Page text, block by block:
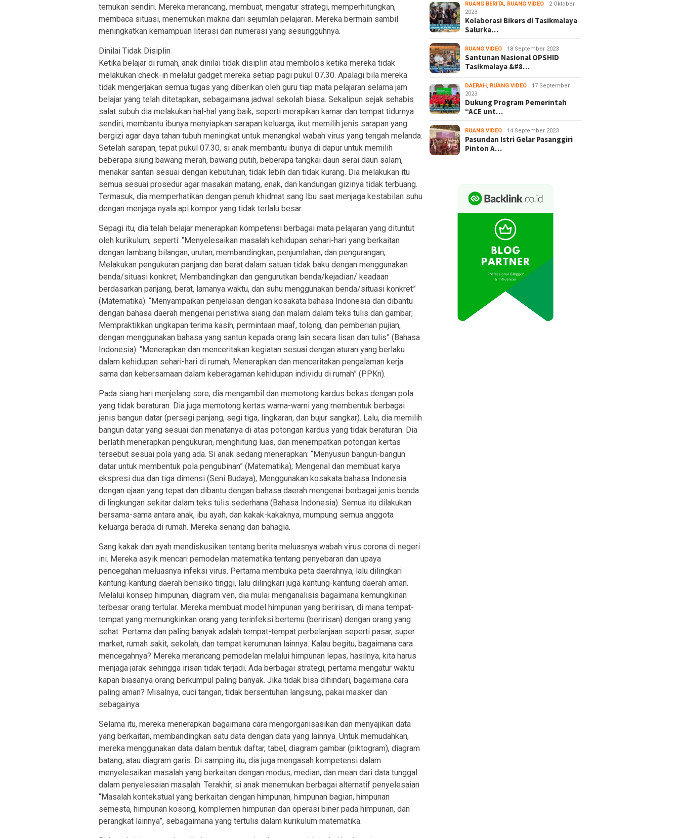
temukan sendiri. Mereka merancang, membuat, mengatur strategi, memperhitungkan,
membaca situasi, menemukan makna dari sejumlah pelajaran. Mereka bermain sambil
meningkatkan kemampuan literasi dan numerasi yang sesungguhnya.
Dinilai Tidak Disiplin
Ketika belajar di rumah, anak dinilai tidak disiplin atau membolos ketika mereka tidak
melakukan check-in melalui gadget mereka setiap pagi pukul 07.30. Apalagi bila mereka
tidak mengerjakan semua tugas yang diberikan oleh guru tiap mata pelajaran selama jam
belajar yang telah ditetapkan, sebagaimana jadwal sekolah biasa. Sekalipun sejak sehabis
salat subuh dia melakukan hal-hal yang baik, seperti merapikan kamar dan tempat tidurnya
sendiri, membantu ibunya menyiapkan sarapan keluarga, ikut memilih jenis sarapan yang
bergizi agar daya tahan tubuh meningkat untuk menangkal wabah virus yang tengah melanda.
Setelah sarapan, tepat pukul 07.30, si anak membantu ibunya di dapur untuk memilih
beberapa siung bawang merah, bawang putih, beberapa tangkai daun serai daun salam,
menakar santan sesuai dengan kebutuhan, tidak lebih dan tidak kurang. Dia melakukan itu
semua sesuai prosedur agar masakan matang, enak, dan kandungan gizinya tidak terbuang.
Termasuk, dia memperhatikan dengan penuh khidmat sang Ibu saat menjaga kestabilan suhu
dengan menjaga nyala api kompor yang tidak terlalu besar.
Sepagi itu, dia telah belajar menerapkan kompetensi berbagai mata pelajaran yang dituntut
oleh kurikulum, seperti: “Menyelesaikan masalah kehidupan sehari-hari yang berkaitan
dengan lambang bilangan, urutan, membandingkan, penjumlahan, dan pengurangan;
Melakukan pengukuran panjang dan berat dalam satuan tidak baku dengan menggunakan
benda/situasi konkret; Membandingkan dan gengurutkan benda/kejadian/ keadaan
berdasarkan panjang, berat, lamanya waktu, dan suhu menggunakan benda/situasi konkret”
(Matematika). “Menyampaikan penjelasan dengan kosakata bahasa Indonesia dan dibantu
dengan bahasa daerah mengenai peristiwa siang dan malam dalam teks tulis dan gambar;
Mempraktikkan ungkapan terima kasih, permintaan maaf, tolong, dan pemberian pujian,
dengan menggunakan bahasa yang santun kepada orang lain secara lisan dan tulis” (Bahasa
Indonesia). “Menerapkan dan menceritakan kegiatan sesuai dengan aturan yang berlaku
dalam kehidupan sehari-hari di rumah; Menerapkan dan menceritakan pengalaman kerja
sama dan kebersamaan dalam keberagaman kehidupan individu di rumah” (PPKn).
Pada siang hari menjelang sore, dia mengambil dan memotong kardus bekas dengan pola
yang tidak beraturan. Dia juga memotong kertas warna-warni yang membentuk berbagai
jenis bangun datar (persegi panjang, segi tiga, lingkaran, dan bujur sangkar). Lalu, dia memilih
bangun datar yang sesuai dan menatanya di atas potongan kardus yang tidak beraturan. Dia
berlatih menerapkan pengukuran, menghitung luas, dan menempatkan potongan kertas
tersebut sesuai pola yang ada. Si anak sedang menerapkan: “Menyusun bangun-bangun
datar untuk membentuk pola pengubinan” (Matematika); Mengenal dan membuat karya
ekspresi dua dan tiga dimensi (Seni Budaya); Menggunakan kosakata bahasa Indonesia
dengan ejaan yang tepat dan dibantu dengan bahasa daerah mengenai berbagai jenis benda
di lingkungan sekitar dalam teks tulis sederhana (Bahasa Indonesia). Semua itu dilakukan
bersama-sama antara anak, ibu ayah, dan kakak-kakaknya, mumpung semua anggota
keluarga berada di rumah. Mereka senang dan bahagia.
Sang kakak dan ayah mendiskusikan tentang berita meluasnya wabah virus corona di negeri
ini. Mereka asyik mencari pemodelan matematika tentang penyebaran dan upaya
pencegahan meluasnya infeksi virus. Pertama membuka peta daerahnya, lalu dilingkari
kantung-kantung daerah berisiko tinggi, lalu dilingkari juga kantung-kantung daerah aman.
Melalui konsep himpunan, diagram ven, dia mulai menganalisis bagaimana kemungkinan
terbesar orang tertular. Mereka membuat model himpunan yang beririsan, di mana tempat-
tempat yang memungkinkan orang yang terinfeksi bertemu (beririsan) dengan orang yang
sehat. Pertama dan paling banyak adalah tempat-tempat perbelanjaan seperti pasar, super
market, rumah sakit, sekolah, dan tempat kerumunan lainnya. Kalau begitu, bagaimana cara
mencegahnya? Mereka merancang pemodelan melalui himpunan lepas, hasilnya, kita harus
menjaga jarak sehingga irisan tidak terjadi. Ada berbagai strategi, pertama mengatur waktu
kapan biasanya orang berkumpul paling banyak. Jika tidak bisa dihindari, bagaimana cara
paling aman? Misalnya, cuci tangan, tidak bersentuhan langsung, pakai masker dan
sebagainya.
Selama itu, mereka menerapkan bagaimana cara mengorganisasikan dan menyajikan data
yang berkaitan, membandingkan satu data dengan data yang lainnya. Untuk memudahkan,
mereka menggunakan data dalam bentuk daftar, tabel, diagram gambar (piktogram), diagram
batang, atau diagram garis. Di samping itu, dia juga mengasah kompetensi dalam
menyelesaikan masalah yang berkaitan dengan modus, median, dan mean dari data tunggal
dalam penyelesaian masalah. Terakhir, si anak menemukan berbagai alternatif penyelesaian
“Masalah kontekstual yang berkaitan dengan himpunan, himpunan bagian, himpunan
semesta, himpunan kosong, komplemen himpunan dan operasi biner pada himpunan, dan
perangkat lainnya”, sebagaimana yang tertulis dalam kurikulum matematika.
RUANG BERITA, RUANG VIDEO
2 Oktober
2023
Kolaborasi Bikers di Tasikmalaya
Salurka…
RUANG VIDEO 18 September 2023
Santunan Nasional OPSHID
Tasikmalaya &#8…
DAERAH , RUANG VIDEO
17 September
2023
Dukung Program Pemerintah
“ACE unt…
RUANG VIDEO 14 September 2023
Pasundan Istri Gelar Pasanggiri
Pinton A…